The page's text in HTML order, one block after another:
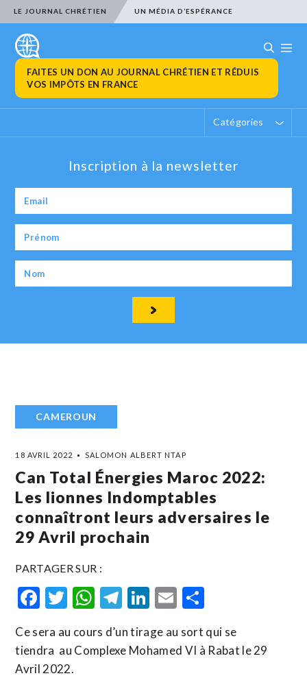
LE JOURNAL CHRÉTIEN UN MÉDIA D’ESPÉRANCE
FAITES UN DON AU JOURNAL CHRÉTIEN ET RÉDUIS
VOS IMPÔTS EN FRANCE
Catégories
Inscription à la newsletter
CAMEROUN
18 AVRIL 2022 SALOMON ALBERT NTAP
Can Total Énergies Maroc 2022:
Les lionnes Indomptables
connaîtront leurs adversaires le
29 Avril prochain
PARTAGER SUR :
Facebook
Twitter
WhatsApp
Telegram
LinkedIn
Email
Ce sera au cours d’un tirage au sort qui se
tiendra au Complexe Mohamed VI à Rabat le 29
Avril 2022.